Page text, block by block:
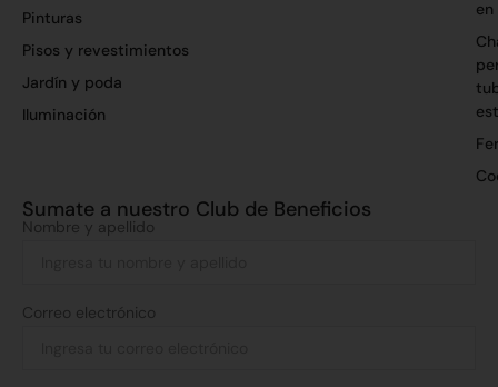
Pinturas
Pisos y revestimientos
Jardín y poda
Iluminación
en
Sumate a nuestro Club de Beneficios
Nombre y apellido
Correo electrónico